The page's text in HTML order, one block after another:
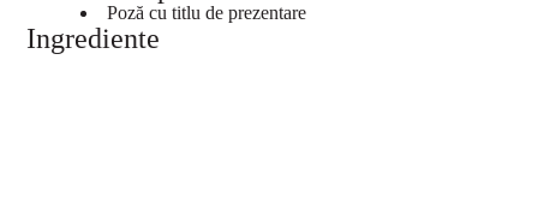
Poză cu titlu de prezentare
Ingrediente